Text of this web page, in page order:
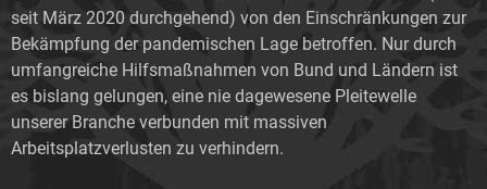
seit März 2020 durchgehend) von den Einschränkungen zur
Bekämpfung der pandemischen Lage betroffen. Nur durch
umfangreiche Hilfsmaßnahmen von Bund und Ländern ist
es bislang gelungen, eine nie dagewesene Pleitewelle
unserer Branche verbunden mit massiven
Arbeitsplatzverlusten zu verhindern.